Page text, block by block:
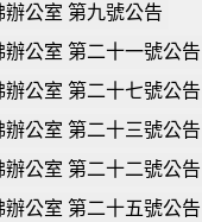
公室 第九號公告
公室 第二十一號公告
公室 第二十七號公告
公室 第二十三號公告
公室 第二十二號公告
公室 第二十五號公告